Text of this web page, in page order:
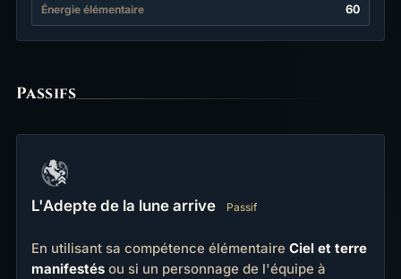
Énergie élémentaire 60
Passifs
L'Adepte de la lune arrive Passif
En utilisant sa compétence élémentaire Ciel et terre
manifestésou si un personnage de l'équipe à